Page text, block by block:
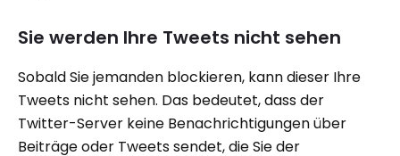
Sie werden Ihre Tweets nicht sehen
Sobald Sie jemanden blockieren, kann dieser Ihre
Tweets nicht sehen. Das bedeutet, dass der
Twitter-Server keine Benachrichtigungen über
Beiträge oder Tweets sendet, die Sie der